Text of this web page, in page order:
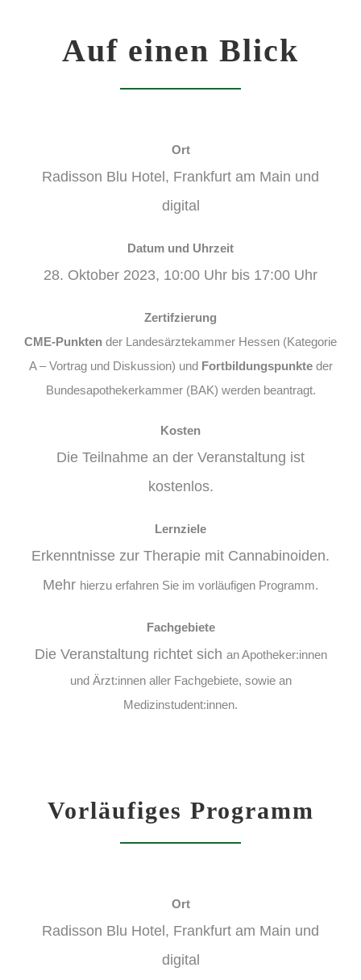
Auf einen Blick
Ort
Radisson Blu Hotel, Frankfurt am Main und
digital
Datum und Uhrzeit
28. Oktober 2023, 10:00 Uhr bis 17:00 Uhr
Zertifzierung
CME-Punkten der Landesärztekammer Hessen (Kategorie
A – Vortrag und Diskussion) und Fortbildungspunkteder
Bundesapothekerkammer (BAK) werden beantragt.
Kosten
Die Teilnahme an der Veranstaltung ist
kostenlos.
Lernziele
Erkenntnisse zur Therapie mit Cannabinoiden.
Mehr hierzu erfahren Sie im vorläufigen Programm.
Fachgebiete
Die Veranstaltung richtet sich an Apotheker:innen
und Ärzt:innen aller Fachgebiete, sowie an
Medizinstudent:innen.
Vorläufiges Programm
Ort
Radisson Blu Hotel, Frankfurt am Main und
digital